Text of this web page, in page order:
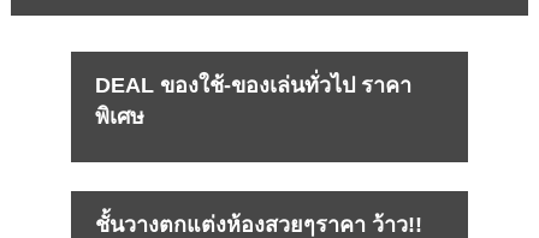
DEAL ของใช้-ของเล่นทั่วไป ราคา
พิเศษ
ชั้นวางตกแต่งห้องสวยๆราคา ว้าว!!